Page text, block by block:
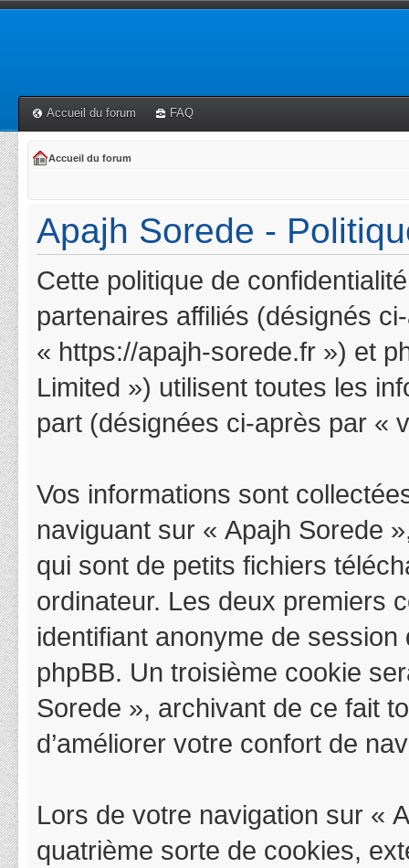
Accueil du forum FAQ
Accueil du forum
Apajh Sorede -
Cette politique de
partenaires affiliés (désignés
« https://apajh-sorede.fr ») et
Limited ») utilisent toutes les
part (désignées ci-après par «
Vos informations sont
naviguant sur « Apajh Sorede
qui sont de petits fichiers
ordinateur. Les deux premiers
identifiant anonyme de
phpBB. Un troisième cookie
Sorede », archivant de ce fait
d’améliorer votre confort de
Lors de votre navigation sur «
quatrième sorte de cookies,